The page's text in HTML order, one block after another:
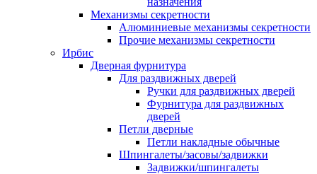
Механизмы секретности
Алюминиевые механизмы секретности
Прочие механизмы секретности
Ирбис
Дверная фурнитура
Для раздвижных дверей
Ручки для раздвижных дверей
Фурнитура для раздвижных
дверей
Петли дверные
Петли накладные обычные
Шпингалеты/засовы/задвижки
Задвижки/шпингалеты